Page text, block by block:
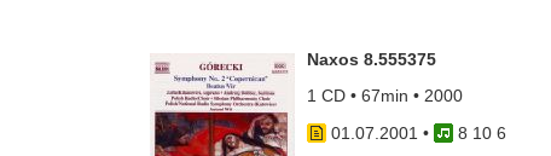
Naxos 8.555375
1 CD • 67min • 2000
01.07.2001 •
8 10 6